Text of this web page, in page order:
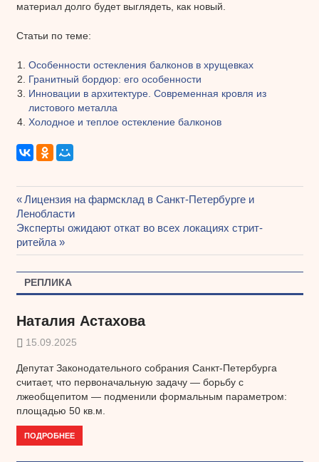
материал долго будет выглядеть, как новый.
Статьи по теме:
Особенности остекления балконов в хрущевках
Гранитный бордюр: его особенности
Инновации в архитектуре. Современная кровля из
листового металла
Холодное и теплое остекление балконов
Навигация
по
записям
Предыдущая
запись:
Лицензия на фармсклад в Санкт-Петербурге и
Ленобласти
Следующая
запись:
Эксперты ожидают откат во всех локациях стрит-
ритейла
РЕПЛИКА
Наталия Астахова
15.09.2025
Депутат Законодательного собрания Санкт-Петербурга
считает, что первоначальную задачу — борьбу с
лжеобщепитом — подменили формальным параметром:
площадью 50 кв.м.
ПОДРОБНЕЕ